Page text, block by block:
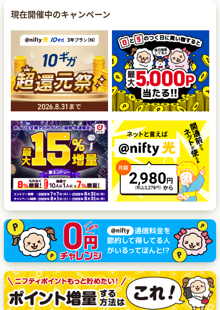
現在開催中のキャンペーン